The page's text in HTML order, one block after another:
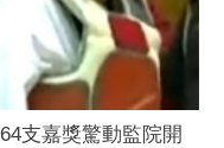
支嘉獎驚動監院開